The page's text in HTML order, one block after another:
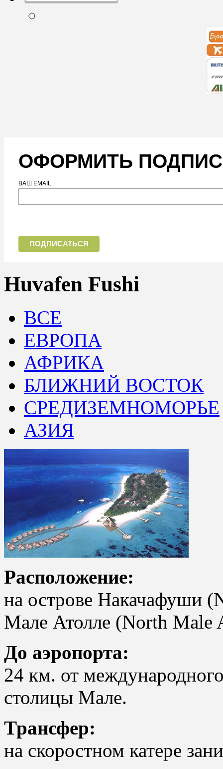
ОФОРМИТЬ
ВАШ EMAIL
Huvafen Fushi
ВСЕ
ЕВРОПА
АФРИКА
БЛИЖНИЙ ВОСТОК
СРЕДИЗЕМНОМОРЬЕ
АЗИЯ
Расположение:
на острове Накачафуши
Мале Атолле (North Male
До аэропорта:
24 км. от
столицы Мале.
Трансфер:
на скоростном катере